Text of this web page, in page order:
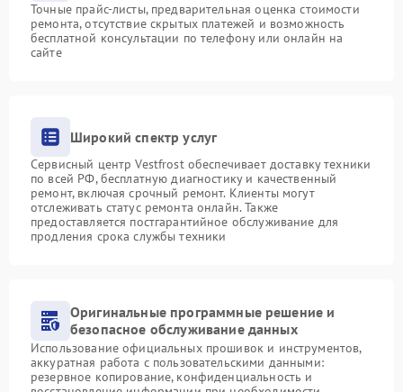
Точные прайс-листы, предварительная оценка стоимости
ремонта, отсутствие скрытых платежей и возможность
бесплатной консультации по телефону или онлайн на
сайте
Широкий спектр услуг
Сервисный центр Vestfrost обеспечивает доставку техники
по всей РФ, бесплатную диагностику и качественный
ремонт, включая срочный ремонт. Клиенты могут
отслеживать статус ремонта онлайн. Также
предоставляется постгарантийное обслуживание для
продления срока службы техники
Оригинальные программные решение и
безопасное обслуживание данных
Использование официальных прошивок и инструментов,
аккуратная работа с пользовательскими данными:
резервное копирование, конфиденциальность и